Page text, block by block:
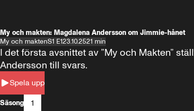
My och makten: Magdalena Andersson om Jimmie-hånet
My och maktenS1 E123.10.2521 min
Spela upp
I det första avsnittet av ”My och Makten”
Andersson till svars.
Säsong 1